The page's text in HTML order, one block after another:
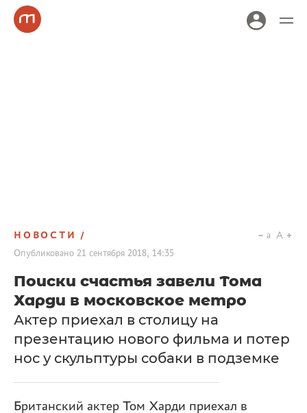
НОВОСТИ
Опубликовано 21 сентября 2018, 14:35
a A
Поиски счастья завели Тома
Харди в московское метро
Актер приехал в столицу на
презентацию нового фильма и потер
нос у скульптуры собаки в подземке
Британский актер Том Харди приехал в